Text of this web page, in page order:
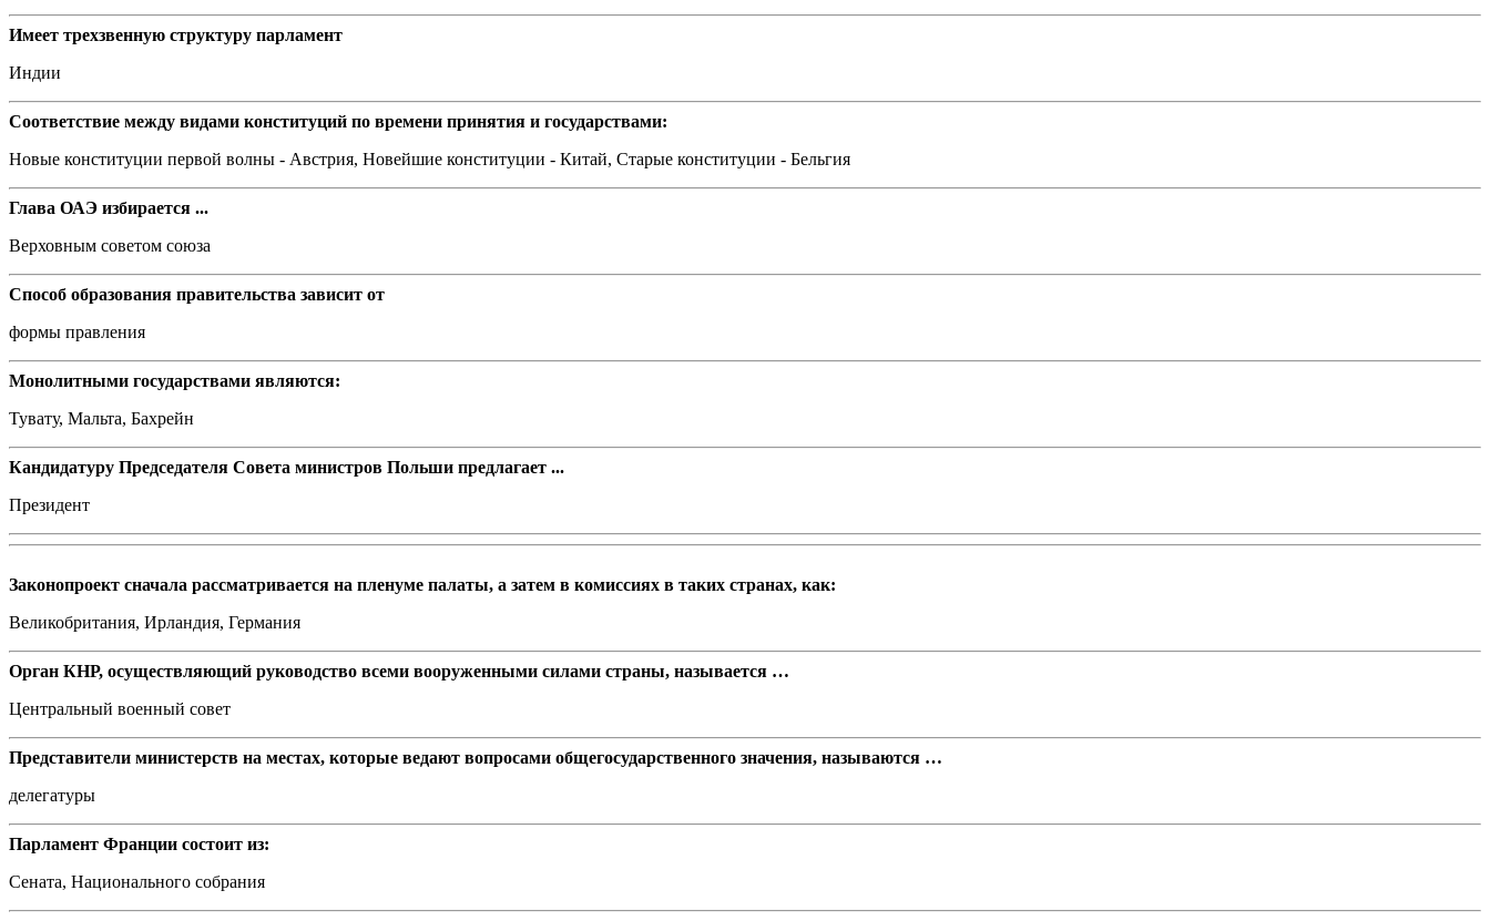
Имеет трехзвенную структуру парламент
Индии
Соответствие между видами конституций по времени принятия и государствами:
Новые конституции первой волны - Австрия, Новейшие конституции - Китай, Старые конституции - Бельгия
Глава ОАЭ избирается ...
Верховным советом союза
Способ образования правительства зависит от
формы правления
Монолитными государствами являются:
Тувату, Мальта, Бахрейн
Кандидатуру Председателя Совета министров Польши предлагает ...
Президент
Законопроект сначала рассматривается на пленуме палаты, а затем в комиссиях в таких странах, как:
Великобритания, Ирландия, Германия
Орган КНР, осуществляющий руководство всеми вооруженными силами страны, называется …
Центральный военный совет
Представители министерств на местах, которые ведают вопросами общегосударственного значения, называются …
делегатуры
Парламент Франции состоит из:
Сената, Национального собрания